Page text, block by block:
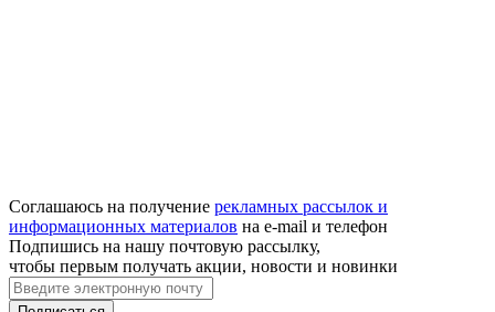
Соглашаюсь на получение рекламных рассылок и
информационных материалов на e‑mail и телефон
Подпишись на нашу почтовую рассылку,
чтобы первым получать акции, новости и новинки